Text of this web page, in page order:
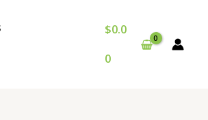
$0.0
0